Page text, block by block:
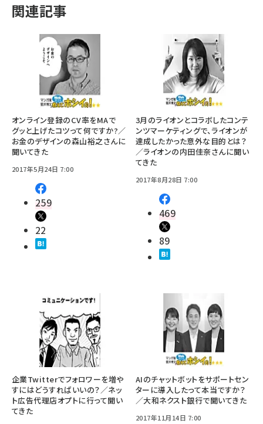
関連記事
オンライン登録のCV率をMAで
グッと上げたコツって何ですか?／
お金のデザインの森山裕之さんに
聞いてきた
2017年5月24日 7:00
259
22
3月のライオンとコラボしたコンテ
ンツマーケティングで、ライオンが
達成したかった意外な目的とは？
／ライオンの内田佳奈さんに聞い
てきた
2017年8月28日 7:00
469
89
企業Twitterでフォロワーを増や
すにはどうすればいいの？／ネッ
ト広告代理店オプトに行って聞い
てきた
AIのチャットボットをサポートセン
ターに導入したって本当ですか？
／大和ネクスト銀行で聞いてきた
2017年11月14日 7:00